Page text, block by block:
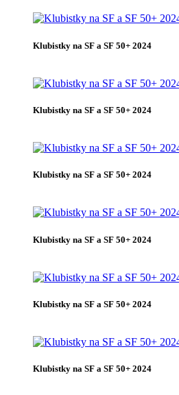
Klubistky na SF a SF 50+ 2024
Klubistky na SF a SF 50+ 2024
Klubistky na SF a SF 50+ 2024
Klubistky na SF a SF 50+ 2024
Klubistky na SF a SF 50+ 2024
Klubistky na SF a SF 50+ 2024